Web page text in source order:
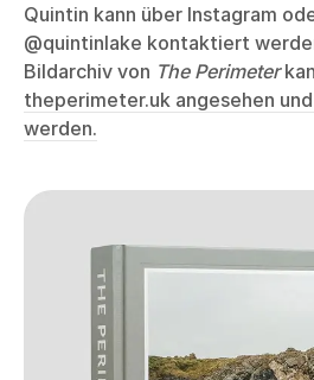
Quintin kann über Instagram
@quintinlake kontaktiert
Bildarchiv von The Perimeter
theperimeter.uk angesehen
werden.